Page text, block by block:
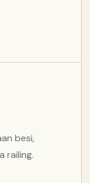
besi,
railing.